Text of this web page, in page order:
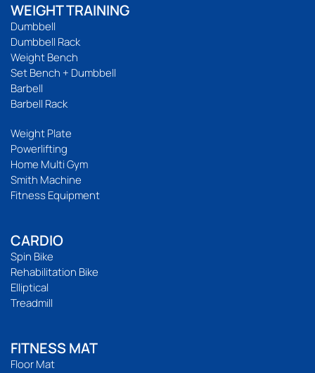
WEIGHT TRAINING
Dumbbell
Dumbbell Rack
Weight Bench
Set Bench + Dumbbell
Barbell
Barbell Rack
Weight Plate
Powerlifting
Home Multi Gym
Smith Machine
Fitness Equipment
CARDIO
Spin Bike
Rehabilitation Bike
Elliptical
Treadmill
FITNESS MAT
Floor Mat